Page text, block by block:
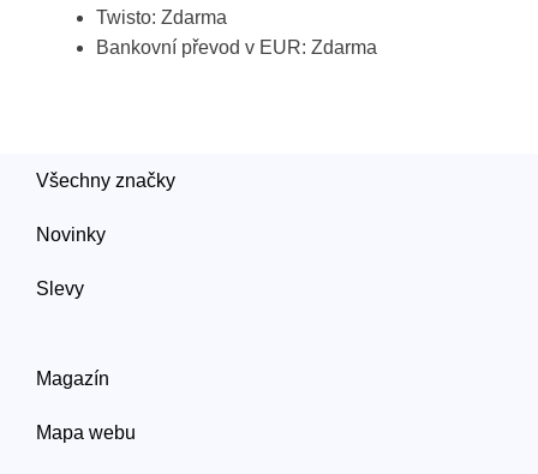
Twisto: Zdarma
Bankovní převod v EUR: Zdarma
Všechny značky
Novinky
Slevy
Magazín
Mapa webu